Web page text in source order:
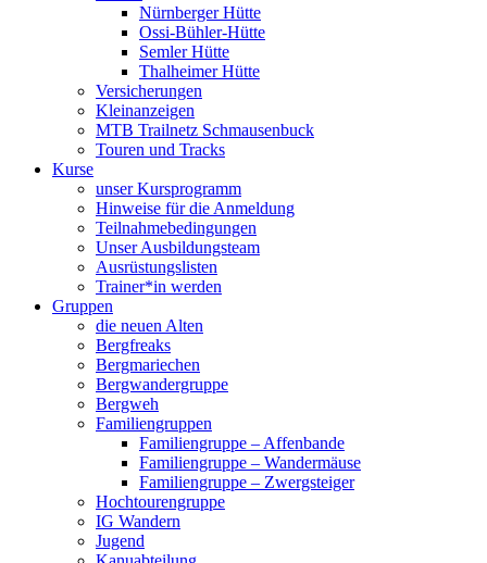
Nürnberger Hütte
Ossi-Bühler-Hütte
Semler Hütte
Thalheimer Hütte
Versicherungen
Kleinanzeigen
MTB Trailnetz Schmausenbuck
Touren und Tracks
Kurse
unser Kursprogramm
Hinweise für die Anmeldung
Teilnahmebedingungen
Unser Ausbildungsteam
Ausrüstungslisten
Trainer*in werden
Gruppen
die neuen Alten
Bergfreaks
Bergmariechen
Bergwandergruppe
Bergweh
Familiengruppen
Familiengruppe – Affenbande
Familiengruppe – Wandermäuse
Familiengruppe – Zwergsteiger
Hochtourengruppe
IG Wandern
Jugend